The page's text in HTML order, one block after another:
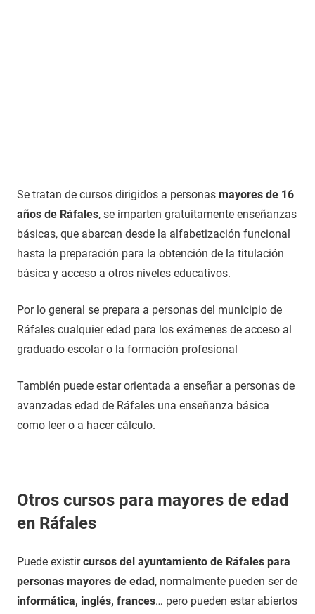
Se tratan de cursos dirigidos a personas mayores de 16
años de Ráfales, se imparten gratuitamente enseñanzas
básicas, que abarcan desde la alfabetización funcional
hasta la preparación para la obtención de la titulación
básica y acceso a otros niveles educativos.
Por lo general se prepara a personas del municipio de
Ráfales cualquier edad para los exámenes de acceso al
graduado escolar o la formación profesional
También puede estar orientada a enseñar a personas de
avanzadas edad de Ráfales una enseñanza básica
como leer o a hacer cálculo.
Otros cursos para mayores de edad
en Ráfales
Puede existircursos del ayuntamiento de Ráfales para
personas mayores de edad, normalmente pueden ser de
informática, inglés, frances… pero pueden estar abiertos